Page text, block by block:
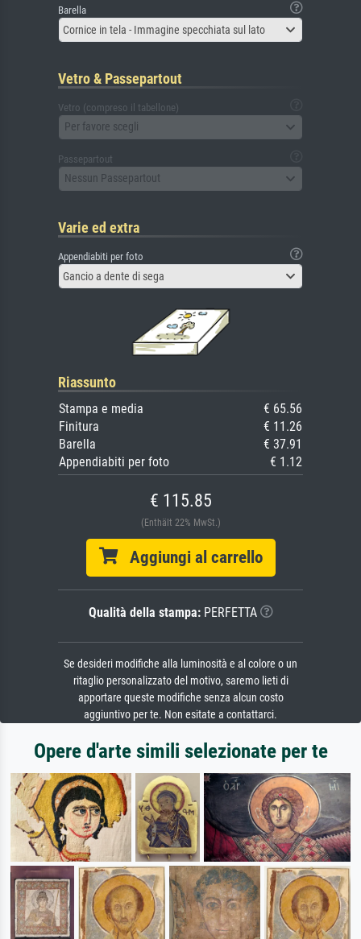
Barella
Cornice in tela - Immagine specchiata sul lato
Vetro & Passepartout
Vetro (compreso il tabellone)
Per favore scegli
Passepartout
Nessun Passepartout
Varie ed extra
Appendiabiti per foto
Gancio a dente di sega
Riassunto
Stampa e media
€ 65.56
Finitura
€ 11.26
Barella
€ 37.91
Appendiabiti per foto
€ 1.12
€ 115.85
(Enthält 22% MwSt.)
Aggiungi al carrello
Qualità della stampa:PERFETTA
Se desideri modifiche alla luminosità e al colore o un
ritaglio personalizzato del motivo, saremo lieti di
apportare queste modifiche senza alcun costo
aggiuntivo per te. Non esitate a contattarci.
Opere d'arte simili selezionate per te